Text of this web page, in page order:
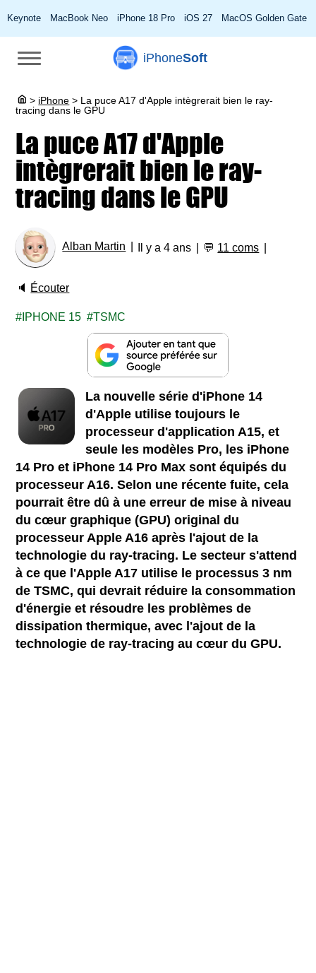
Keynote MacBook Neo iPhone 18 Pro iOS 27 MacOS Golden Gate
iPhoneSoft
> iPhone > La puce A17 d'Apple intègrerait bien le ray-
tracing dans le GPU
La puce A17 d'Apple
intègrerait bien le ray-
tracing dans le GPU
Alban Martin Il y a 4 ans 💬 11 coms
🔈 Écouter
IPHONE 15 TSMC
La nouvelle série d'iPhone 14
d'Apple utilise toujours le
processeur d'application A15, et
seule les modèles Pro, les iPhone
14 Pro et iPhone 14 Pro Max sont équipés du
processeur A16. Selon une récente fuite, cela
pourrait être dû à une erreur de mise à niveau
du cœur graphique (GPU) original du
processeur Apple A16 après l'ajout de la
technologie du ray-tracing. Le secteur s'attend
à ce que l'Apple A17 utilise le processus 3 nm
de TSMC, qui devrait réduire la consommation
d'énergie et résoudre les problèmes de
dissipation thermique, avec l'ajout de la
technologie de ray-tracing au cœur du GPU.